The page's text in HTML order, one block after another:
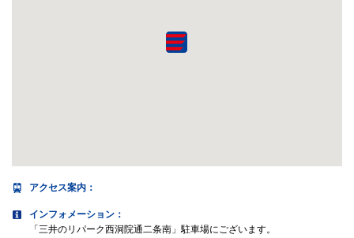
アクセス案内 ：
インフォメーション：
「三井のリパーク西洞院通二条南」駐車場にございます。